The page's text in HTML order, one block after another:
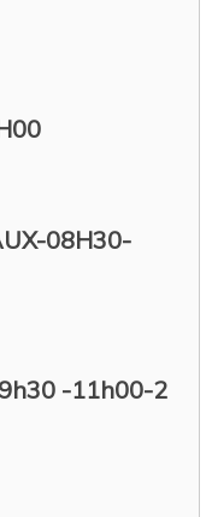
08H30-
-11h00-2